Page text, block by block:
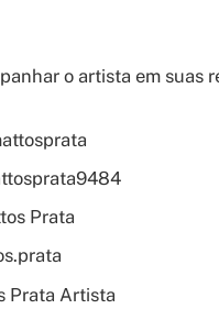
o artista em suas
Prata
Prata Artista